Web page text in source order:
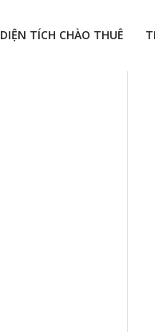
DIỆN TÍCH CHÀO THUÊ